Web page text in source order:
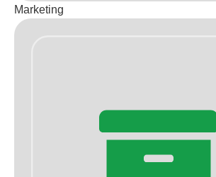
Marketing